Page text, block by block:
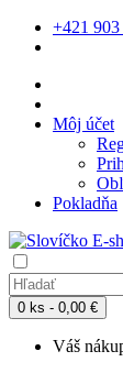
+421 903
Môj účet
Pokladňa
0 ks - 0,00 €
Váš